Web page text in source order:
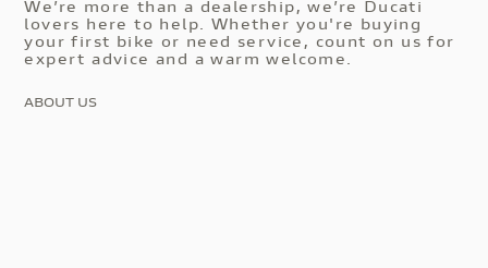
We’re more than a dealership, we’re Ducati
lovers here to help. Whether you're buying
your first bike or need service, count on us for
expert advice and a warm welcome.
ABOUT US